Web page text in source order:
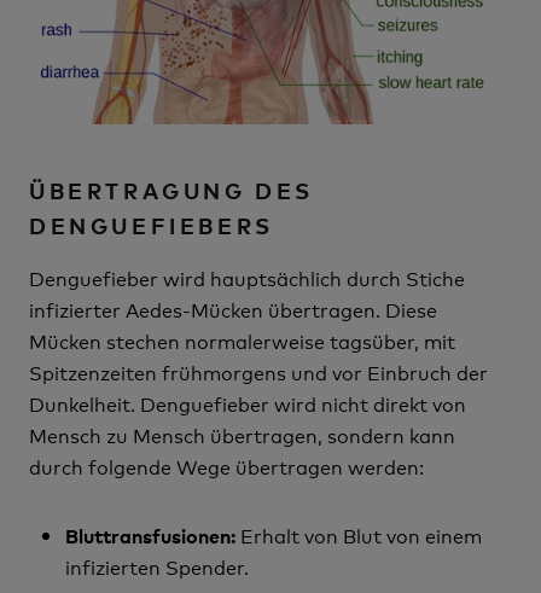
ÜBERTRAGUNG DES
DENGUEFIEBERS
Denguefieber wird hauptsächlich durch Stiche
infizierter Aedes-Mücken übertragen. Diese
Mücken stechen normalerweise tagsüber, mit
Spitzenzeiten frühmorgens und vor Einbruch der
Dunkelheit. Denguefieber wird nicht direkt von
Mensch zu Mensch übertragen, sondern kann
durch folgende Wege übertragen werden:
Bluttransfusionen: Erhalt von Blut von einem
infizierten Spender.